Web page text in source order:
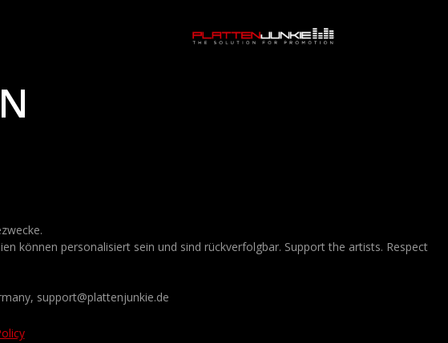
können personalisiert sein und sind rückverfolgbar. Support the artists. Respect
support@plattenjunkie.de